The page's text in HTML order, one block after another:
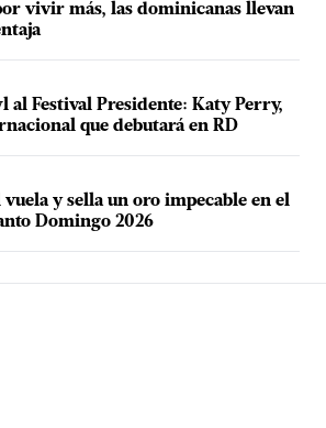
vivir más, las dominicanas llevan
al Festival Presidente: Katy Perry,
que debutará en RD
y sella un oro impecable en el
Domingo 2026